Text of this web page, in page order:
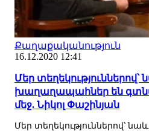
Քաղաքականություն
16.12.2020 12:41
Մեր տեղեկություններով՝
խաղաղապահներ են
մեջ. Նիկոլ Փաշինյան
Մեր տեղեկություններով՝ նաև